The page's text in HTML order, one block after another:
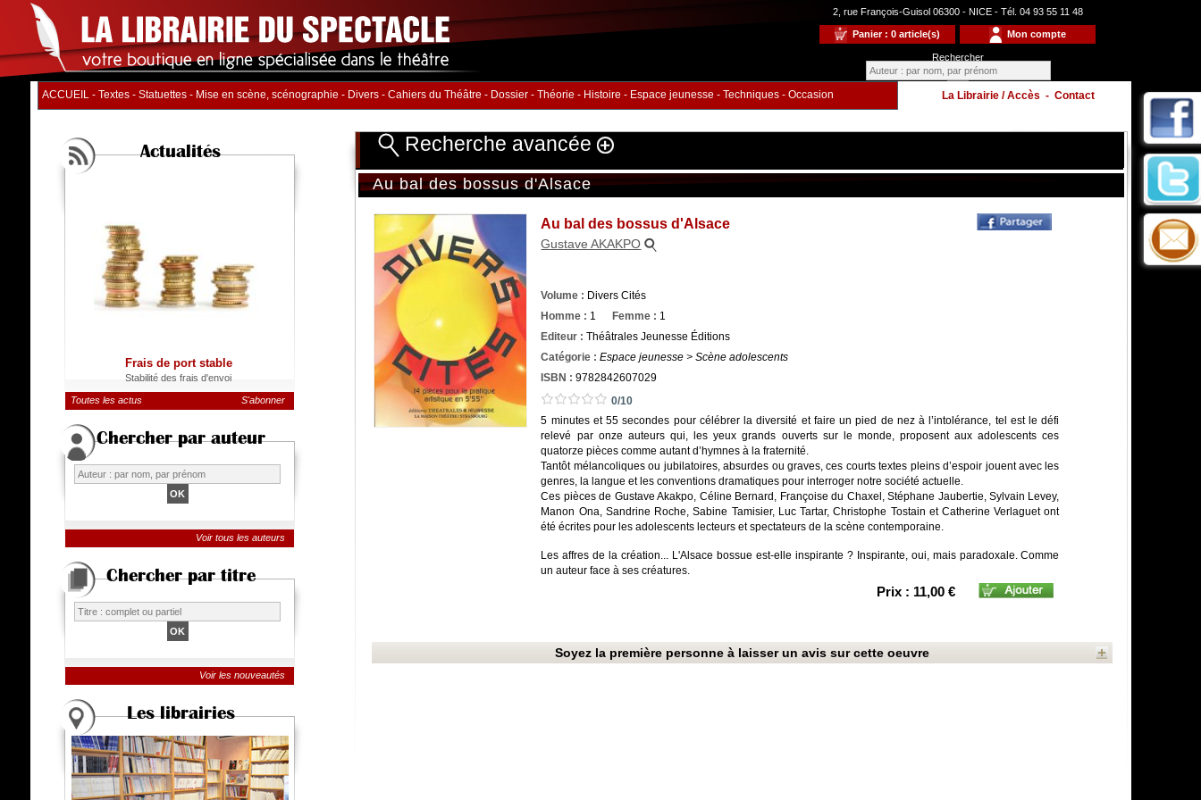
2, rue François-Guisol 06300 - NICE - Tél. 04 93 55 11 48
Panier : 0 article(s) Mon compte
Rechercher
ACCUEIL - Textes - Statuettes - Mise en scène, scénographie - Divers - Cahiers du Théâtre - Dossier - Théorie - Histoire - Espace jeunesse - Techniques - Occasion La Librairie / Accès - Contact
Actualités
Frais de port stable
Stabilité des frais d'envoi
Toutes les actus S'abonner
Chercher par auteur
Voir tous les auteurs
Chercher par titre
Voir les nouveautés
Les librairies
Recherche avancée
Titre Volume
Auteur
Distribution:
Nb. d'hommes :
à Nb. Femmes
Catégorie
Au bal des bossus d'Alsace
Au bal des bossus d'Alsace
Gustave AKAKPO
Volume : Divers Cités
Homme : 1 Femme : 1
Editeur : Théâtrales Jeunesse Éditions
Catégorie : Espace jeunesse > Scène adolescents
ISBN : 9782842607029
0/10
5 minutes et 55 secondes pour célébrer la diversité et faire un pied de nez à l’intolérance, tel est le défi
relevé par onze auteurs qui, les yeux grands ouverts sur le monde, proposent aux adolescents ces
quatorze pièces comme autant d’hymnes à la fraternité.
Tantôt mélancoliques ou jubilatoires, absurdes ou graves, ces courts textes pleins d’espoir jouent avec les
genres, la langue et les conventions dramatiques pour interroger notre société actuelle.
Ces pièces de Gustave Akakpo, Céline Bernard, Françoise du Chaxel, Stéphane Jaubertie, Sylvain Levey,
Manon Ona, Sandrine Roche, Sabine Tamisier, Luc Tartar, Christophe Tostain et Catherine Verlaguet ont
été écrites pour les adolescents lecteurs et spectateurs de la scène contemporaine.
Les affres de la création... L'Alsace bossue est-elle inspirante ? Inspirante, oui, mais paradoxale. Comme
un auteur face à ses créatures.
Prix : 11,00 €
Soyez la première personne à laisser un avis sur cette oeuvre